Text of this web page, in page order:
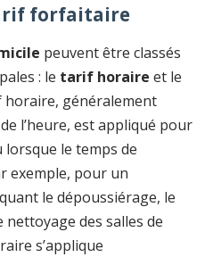
forfaitaire
peuvent être classés
: le tarif horaire et le
horaire, généralement
l’heure, est appliqué pour
lorsque le temps de
exemple, pour un
le dépoussiérage, le
nettoyage des salles de
s’applique